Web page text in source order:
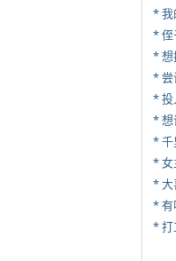
* 我
* 侄
* 想
* 尝
* 千
* 女
* 大
* 打